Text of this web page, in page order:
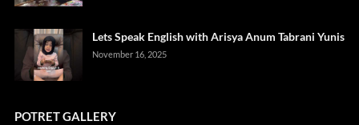
Lets Speak English with Arisya Anum Tabrani Yunis
November 16, 2025
POTRET GALLERY